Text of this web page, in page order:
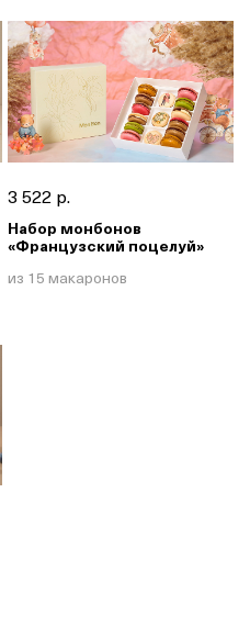
3 522 р.
Набор монбонов
«Французский поцелуй»
из 15 макаронов